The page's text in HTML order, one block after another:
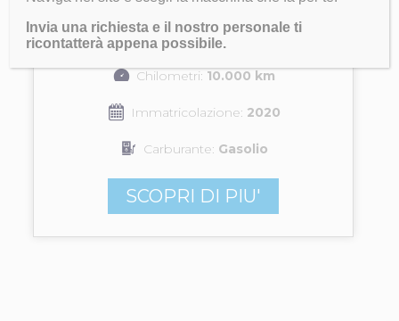
32.000 €
Chilometri: 10.000 km
Immatricolazione: 2020
Carburante: Gasolio
SCOPRI DI PIU'
Invia una richiesta e il nostro personale ti
ricontatterà appena possibile.